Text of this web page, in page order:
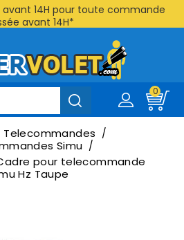
avant 14H pour toute commande
avant 14H*
0
Telecommandes
Simu
pour telecommande
Hz Taupe